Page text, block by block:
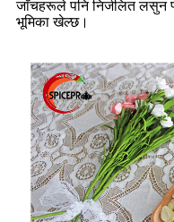
जाँचहरूले पनि निर्जलित लसुन
भूमिका खेल्छ।